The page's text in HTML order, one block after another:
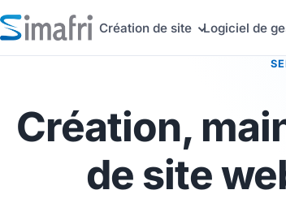
Création de site Logiciel de
Création,
de site